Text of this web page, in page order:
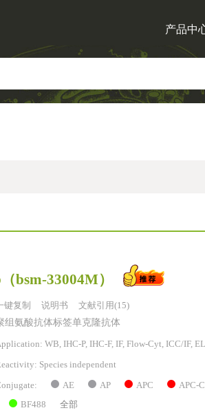
产品中
（bsm-33004M）
键复制 说明书 文献引用(15)
组氨酸抗体标签单克隆抗体
WB, IHC-P, IHC-F, IF, Flow-Cyt, ICC/IF,
Species independent
AE AP APC APC-
BF488 全部